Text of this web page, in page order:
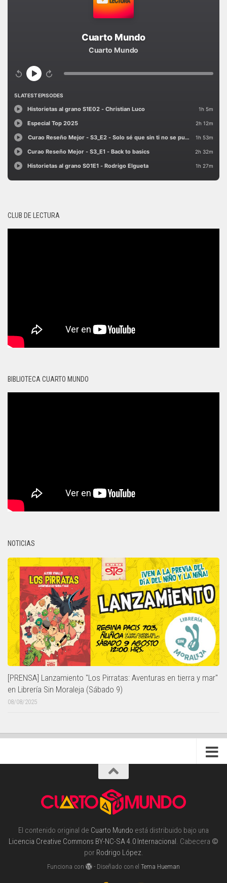
CLUB DE LECTURA
BIBLIOTECA CUARTO MUNDO
NOTICIAS
[PRENSA] Lanzamiento "Los Pirratas: Aventuras en tierra y mar"
en Librería Sin Moraleja (Sábado 9)
08/08/2025
El contenido original de Cuarto Mundo está distribuido bajo una
Licencia Creative Commons BY-NC-SA 4.0 Internacional. Cabecera ©
por Rodrigo López.
Funciona con - Diseñado con elTema Hueman